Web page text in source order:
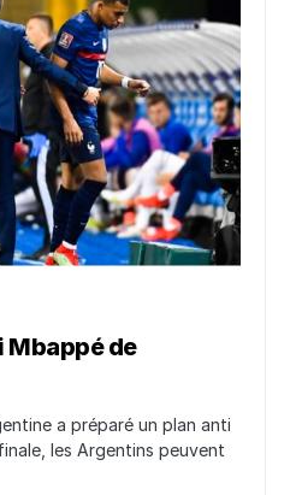
Mbappé de
a préparé un plan anti
les Argentins peuvent